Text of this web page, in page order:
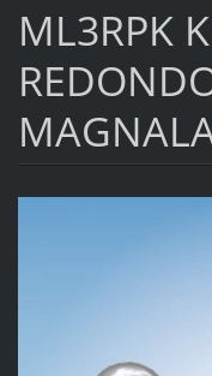
ML3RPK